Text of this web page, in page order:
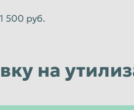
Оскол
500 руб.
на